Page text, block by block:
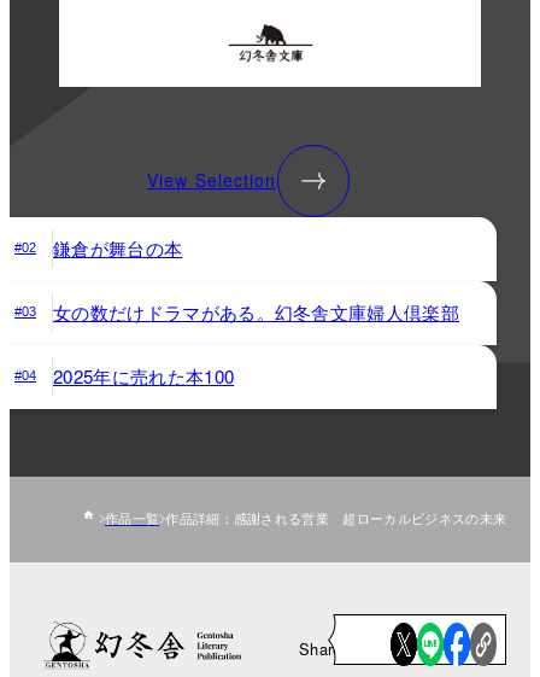
View Selection
#02 鎌倉が舞台の本
#03 女の数だけドラマがある。幻冬舎文庫婦人倶楽部
#04 2025年に売れた本100
作品一覧 作品詳細：感謝される営業 超ローカルビジネスの未来
Share